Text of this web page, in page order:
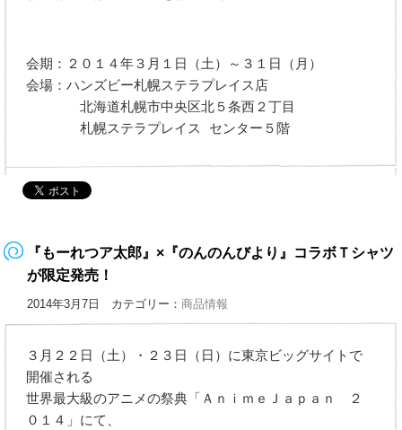
会期：２０１４年３月１日（土）～３１日（月）
会場：ハンズビー札幌ステラプレイス店
北海道札幌市中央区北５条西２丁目
札幌ステラプレイス センター５階
『もーれつア太郎』×『のんのんびより』コラボＴシャツ
が限定発売！
2014年3月7日 カテゴリー：商品情報
３月２２日（土）・２３日（日）に東京ビッグサイトで
開催される
世界最大級のアニメの祭典「ＡｎｉｍｅＪａｐａｎ ２
０１４」にて、